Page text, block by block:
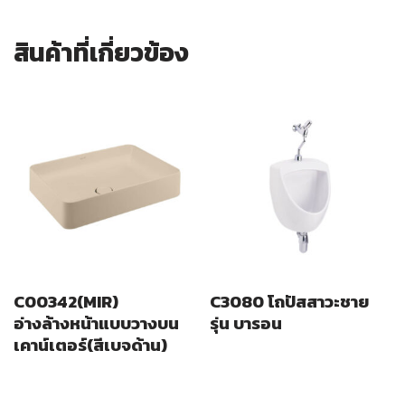
สินค้าที่เกี่ยวข้อง
C00342(MIR)
อ่างล้างหน้าแบบวางบน
เคาน์เตอร์(สีเบจด้าน)
C3080 โถปัสสาวะชาย
รุ่น บารอน